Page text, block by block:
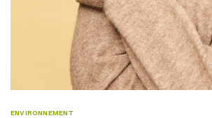
ENVIRONNEMENT